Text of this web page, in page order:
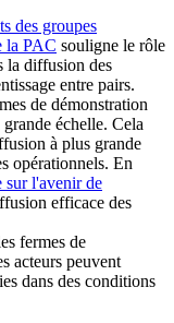
des groupes
la PAC souligne le rôle
la diffusion des
entre pairs.
de démonstration
échelle. Cela
à plus grande
opérationnels. En
sur l'avenir de
efficace des
fermes de
acteurs peuvent
dans des conditions